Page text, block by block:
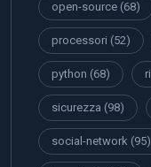
open-source (68)
processori (52)
python (68)
sicurezza (98)
social-network (95)